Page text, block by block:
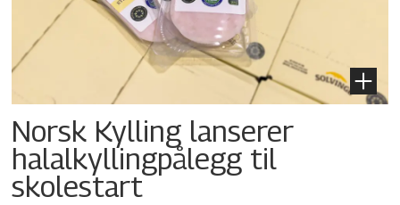
Norsk Kylling lanserer
halalkyllingpålegg til
skolestart